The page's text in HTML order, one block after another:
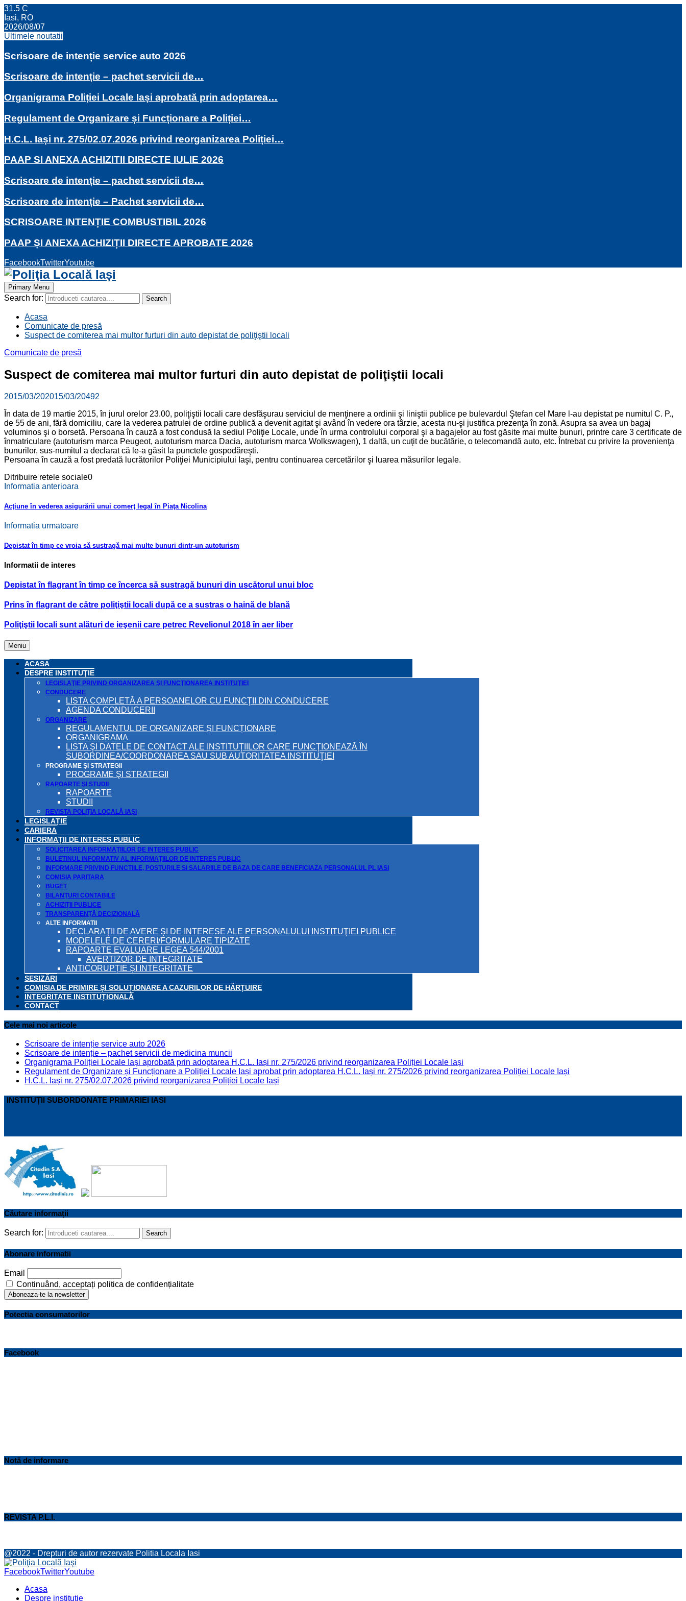
31.5 C
Iasi, RO
2026/08/07
Ultimele noutatii
Scrisoare de intenție service auto 2026
Scrisoare de intenție – pachet servicii de…
Organigrama Poliției Locale Iași aprobată prin adoptarea…
Regulament de Organizare și Funcționare a Poliției…
H.C.L. Iași nr. 275/02.07.2026 privind reorganizarea Poliției…
PAAP SI ANEXA ACHIZITII DIRECTE IULIE 2026
Scrisoare de intenție – pachet servicii de…
Scrisoare de intenție – Pachet servicii de…
SCRISOARE INTENȚIE COMBUSTIBIL 2026
PAAP ȘI ANEXA ACHIZIȚII DIRECTE APROBATE 2026
FacebookTwitterYoutube
Primary Menu
Search for: Search
Acasa
Comunicate de presă
Suspect de comiterea mai multor furturi din auto depistat de poliţiştii locali
Comunicate de presă
Suspect de comiterea mai multor furturi din auto depistat de poliţiştii locali
2015/03/202015/03/20492
În data de 19 martie 2015, în jurul orelor 23.00, poliţiştii locali care desfăşurau serviciul de menţinere a ordinii şi liniştii publice pe bulevardul Ştefan cel Mare l-au depistat pe numitul C. P.,
de 55 de ani, fără domiciliu, care la vederea patrulei de ordine publică a devenit agitat şi având în vedere ora târzie, acesta nu-şi justifica prezenţa în zonă. Asupra sa avea un bagaj
voluminos şi o borsetă. Persoana în cauză a fost condusă la sediul Poliţie Locale, unde în urma controlului corporal şi a bagajelor au fost găsite mai multe bunuri, printre care 3 certificate de
înmatriculare (autoturism marca Peugeot, autoturism marca Dacia, autoturism marca Wolkswagen), 1 daltă, un cuţit de bucătărie, o telecomandă auto, etc. Întrebat cu privire la provenienţa
bunurilor, sus-numitul a declarat că le-a găsit la punctele gospodăreşti.
Persoana în cauză a fost predată lucrătorilor Poliţiei Municipiului Iaşi, pentru continuarea cercetărilor şi luarea măsurilor legale.
Ditribuire retele sociale0
Informatia anterioara
Acţiune în vederea asigurării unui comerţ legal în Piaţa Nicolina
Informatia urmatoare
Depistat în timp ce vroia să sustragă mai multe bunuri dintr-un autoturism
Informatii de interes
Depistat în flagrant în timp ce încerca să sustragă bunuri din uscătorul unui bloc
Prins în flagrant de către poliţiştii locali după ce a sustras o haină de blană
Poliţiştii locali sunt alături de ieşenii care petrec Revelionul 2018 în aer liber
Meniu
ACASA
DESPRE INSTITUŢIE
LEGISLAŢIE PRIVIND ORGANIZAREA ŞI FUNCŢIONAREA INSTITUŢIEI
CONDUCERE
LISTA COMPLETĂ A PERSOANELOR CU FUNCŢII DIN CONDUCERE
AGENDA CONDUCERII
ORGANIZARE
REGULAMENTUL DE ORGANIZARE ȘI FUNCȚIONARE
ORGANIGRAMA
LISTA ŞI DATELE DE CONTACT ALE INSTITUŢIILOR CARE FUNCŢIONEAZĂ ÎN
SUBORDINEA/COORDONAREA SAU SUB AUTORITATEA INSTITUŢIEI
PROGRAME ŞI STRATEGII
PROGRAME ŞI STRATEGII
RAPOARTE ŞI STUDII
RAPOARTE
STUDII
REVISTA POLIȚIA LOCALĂ IAȘI
LEGISLAȚIE
CARIERA
INFORMAŢII DE INTERES PUBLIC
SOLICITAREA INFORMAŢIILOR DE INTERES PUBLIC
BULETINUL INFORMATIV AL INFORMAŢIILOR DE INTERES PUBLIC
INFORMARE PRIVIND FUNCTIILE, POSTURILE SI SALARIILE DE BAZA DE CARE BENEFICIAZA PERSONALUL PL IASI
COMISIA PARITARA
BUGET
BILANŢURI CONTABILE
ACHIZIȚII PUBLICE
TRANSPARENȚĂ DECIZIONALĂ
ALTE INFORMATII
DECLARAŢII DE AVERE ŞI DE INTERESE ALE PERSONALULUI INSTITUŢIEI PUBLICE
MODELELE DE CERERI/FORMULARE TIPIZATE
RAPOARTE EVALUARE LEGEA 544/2001
AVERTIZOR DE INTEGRITATE
ANTICORUPȚIE ȘI INTEGRITATE
SESIZĂRI
COMISIA DE PRIMIRE ȘI SOLUȚIONARE A CAZURILOR DE HĂRȚUIRE
INTEGRITATE INSTITUȚIONALĂ
CONTACT
Cele mai noi articole
Scrisoare de intenție service auto 2026
Scrisoare de intenție – pachet servicii de medicina muncii
Organigrama Poliției Locale Iași aprobată prin adoptarea H.C.L. Iași nr. 275/2026 privind reorganizarea Poliției Locale Iași
Regulament de Organizare și Funcționare a Poliției Locale Iași aprobat prin adoptarea H.C.L. Iași nr. 275/2026 privind reorganizarea Poliției Locale Iași
H.C.L. Iași nr. 275/02.07.2026 privind reorganizarea Poliției Locale Iași
INSTITUȚII SUBORDONATE PRIMARIEI IASI
Căutare informații
Search for: Search
Abonare informatii
Email
Continuând, acceptați politica de confidențialitate
Potectia consumatorilor
Facebook
Notă de informare
REVISTA P.L.I.
@2022 - Drepturi de autor rezervate Politia Locala Iasi
FacebookTwitterYoutube
Acasa
Despre instituţie